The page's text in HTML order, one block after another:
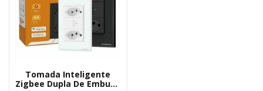
Tomada Inteligente
Zigbee Dupla De Embutir